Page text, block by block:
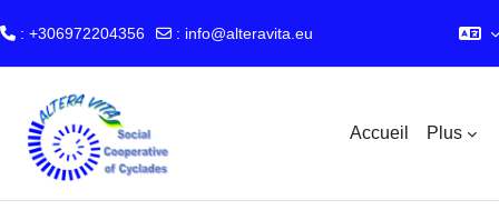
: +306972204356 : info@alteravita.eu
Accueil Plus